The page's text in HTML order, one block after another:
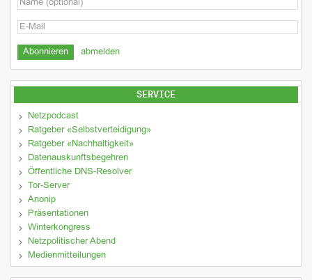
abmelden
SERVICE
Netzpodcast
Ratgeber «Selbstverteidigung»
Ratgeber «Nachhaltigkeit»
Datenauskunftsbegehren
Öffentliche DNS-Resolver
Tor-Server
Anonip
Präsentationen
Winterkongress
Netzpolitischer Abend
Medienmitteilungen